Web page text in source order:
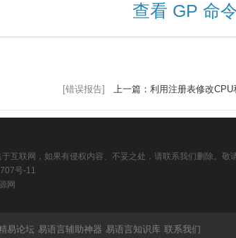
查看 GP 命
[错误报告] 上一篇：利用注册表修改
互联网，如果有侵权内容、不妥之处，请联系我们删除。敬
号-11
网
易论坛 易语言辅助神器 易语言知识库 联系我们